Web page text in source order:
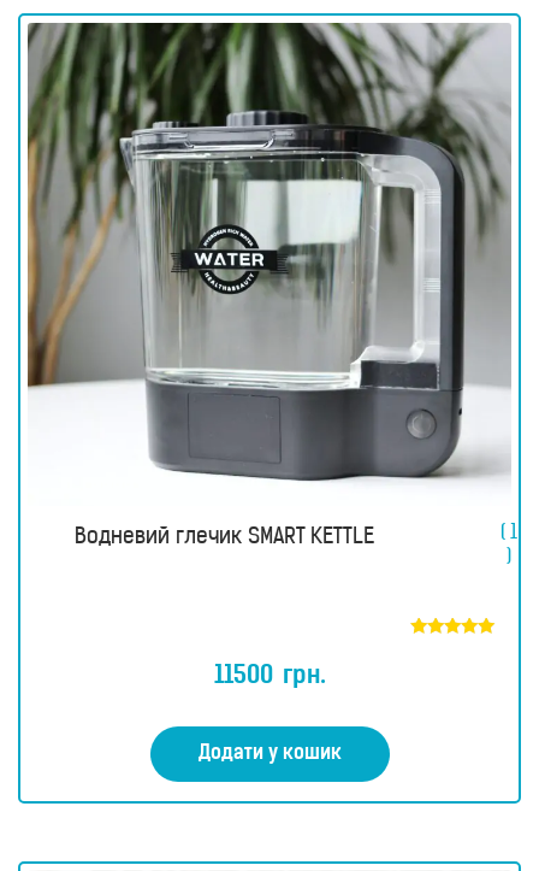
Товари
здоров’я
Прилади
світлової
терапії
Дезінфектори
Аксесуари
ДОСЛІДЖЕННЯ
БЛОГ
FAQ
Водневий глечик SMART KETTLE
( 1
)
11500 грн.
Додати у кошик